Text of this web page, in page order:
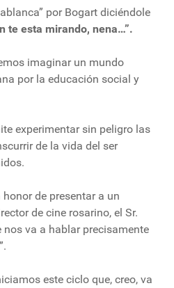
por Bogart diciéndole
te esta mirando, nena…”.
imaginar un mundo
por la educación social y
experimentar sin peligro las
de la vida del ser
de presentar a un
de cine rosarino, el Sr.
nos va a hablar precisamente
este ciclo que, creo, va